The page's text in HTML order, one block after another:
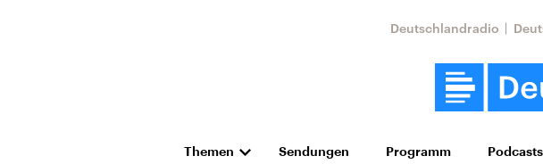
Deutschlandradio
Themen Sendungen Programm Podcasts